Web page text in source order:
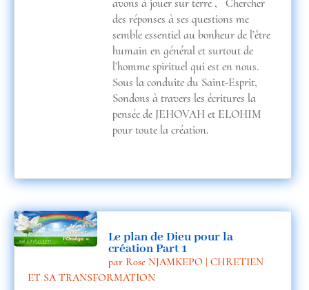
avons à jouer sur terre , Chercher
des réponses à ses questions me
semble essentiel au bonheur de l’être
humain en général et surtout de
l’homme spirituel qui est en nous.
Sous la conduite du Saint-Esprit,
Sondons à travers les écritures la
pensée de JEHOVAH et ELOHIM
pour toute la création.
Le plan de Dieu pour la
création Part 1
par Rose NJAMKEPO | CHRETIEN
ET SA TRANSFORMATION